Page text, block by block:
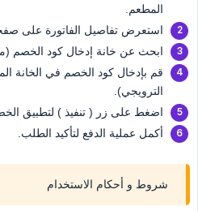
المطعم.
استعرض تفاصيل الفاتورة على
ابحث عن خانة إدخال كود الخصم
قم بإدخال كود الخصم في الخانة
الترويجي).
اضغط على زر ( تنفيذ ) لتطبيق
أكمل عملية الدفع لتأكيد الطلب.
شروط و أحكام الاستخدام